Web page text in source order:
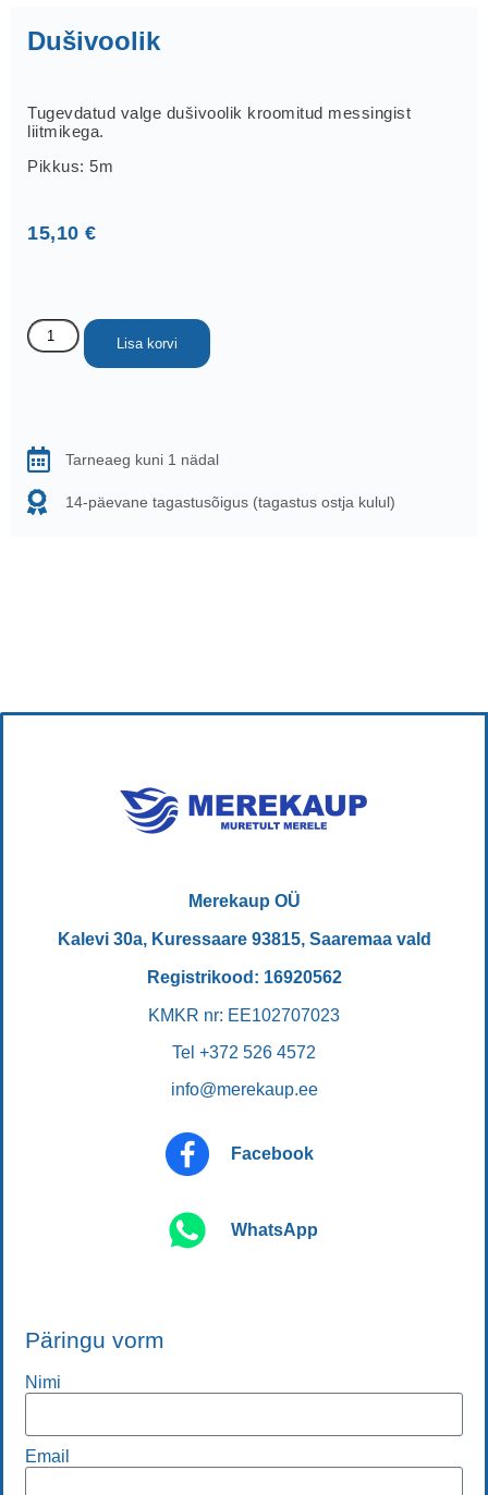
Dušivoolik
Tugevdatud valge dušivoolik kroomitud messingist
liitmikega.
Pikkus: 5m
15,10 €
Lisa korvi
Tarneaeg kuni 1 nädal
14-päevane tagastusõigus (tagastus ostja kulul)
Merekaup OÜ
Kalevi 30a, Kuressaare 93815, Saaremaa vald
Registrikood: 16920562
KMKR nr: EE102707023
Tel +372 526 4572
info@merekaup.ee
Facebook
WhatsApp
Päringu vorm
Nimi
Email